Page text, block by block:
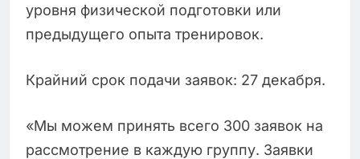
уровня физической подготовки или
предыдущего опыта тренировок.
Крайний срок подачи заявок: 27 декабря.
«Мы можем принять всего 300 заявок на
рассмотрение в каждую группу. Заявки